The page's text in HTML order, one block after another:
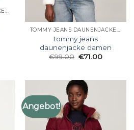
TOMMY JEANS DAUNENJACKE DAMEN
TOMMY JEANS DAUNENJACKE DAMEN
tommy jeans
daunenjacke damen
€99.00 €71.00
Angebot!